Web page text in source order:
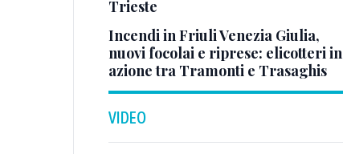
Trieste
Incendi in Friuli Venezia Giulia,
nuovi focolai e riprese: elicotteri in
azione tra Tramonti e Trasaghis
VIDEO